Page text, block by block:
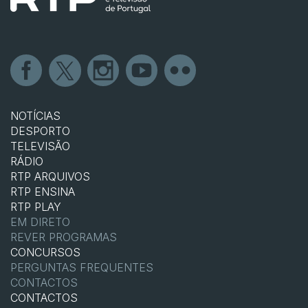
NOTÍCIAS
DESPORTO
TELEVISÃO
RÁDIO
RTP ARQUIVOS
RTP ENSINA
RTP PLAY
EM DIRETO
REVER PROGRAMAS
CONCURSOS
PERGUNTAS FREQUENTES
CONTACTOS
CONTACTOS